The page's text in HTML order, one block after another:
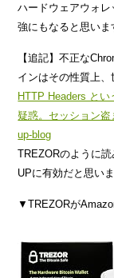
ハードウェアウォ
強にもなると思いま
【追記】不正な
インはその性質上、
HTTP Headers と
疑惑。セッション
up-blog
TREZORのように
UPに有効だと思いま
▼TREZORが